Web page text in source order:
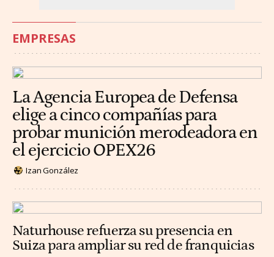
EMPRESAS
La Agencia Europea de Defensa
elige a cinco compañías para
probar munición merodeadora en
el ejercicio OPEX26
Izan González
Naturhouse refuerza su presencia en
Suiza para ampliar su red de franquicias